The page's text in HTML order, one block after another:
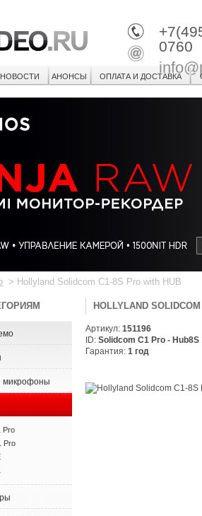
0760
НОВОСТИ АНОНСЫ ОПЛАТА И ДОСТАВКА
> Hollyland Solidcom C1-8S Pro with HUB
микрофоны
Pro
Pro
HOLLYLAND
Артикул: 151196
ID: Solidcom C1 Pro - Hub8S
Гарантия: 1 год